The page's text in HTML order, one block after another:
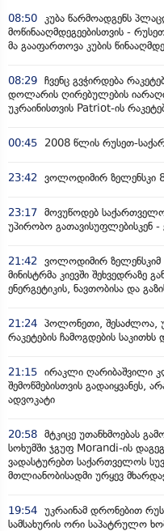
08:50 კუბა წარმოადგენს
მოწინააღმდეგეებისთვის -
მა გააფართოვა კუბის
08:29 ჩვენც გვჭირდება
დოლარის ღირებულების
უკრაინისთვის Patriot-ის
00:45 2008 წლის რუსეთ-
23:42 ვოლოდიმირ ზელენსკი 8
23:17 მოვუწოდებ
უპირობო გათავისუფლებისკენ
21:42 ვოლოდიმირ ზელენსკიმ
მინისტრმა კიევში შეხვედრაზე
ენერგეტიკის, ნავთობისა და
21:24 პოლონეთი, შესაძლოა,
რაკეტების ჩამოგდების საკითხს
21:15 ირაკლი ღარიბაშვილი
შემოწმებისთვის გადაიყვანეს,
ადვოკატი
20:58 მტკიცე უთანხმოებას
სოხუმში ჯგუფ Morandi-ის
ვადასტურებთ საქართველოს
მთლიანობისადმი ურყევ
19:54 უკრაინამ დრონებით
სამსახურის ორი საპატრულო